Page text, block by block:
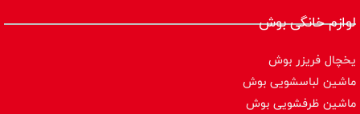
لوازم خانگی بوش
یخچال فریزر بوش
ماشین لباسشویی بوش
ماشین ظرفشویی بوش